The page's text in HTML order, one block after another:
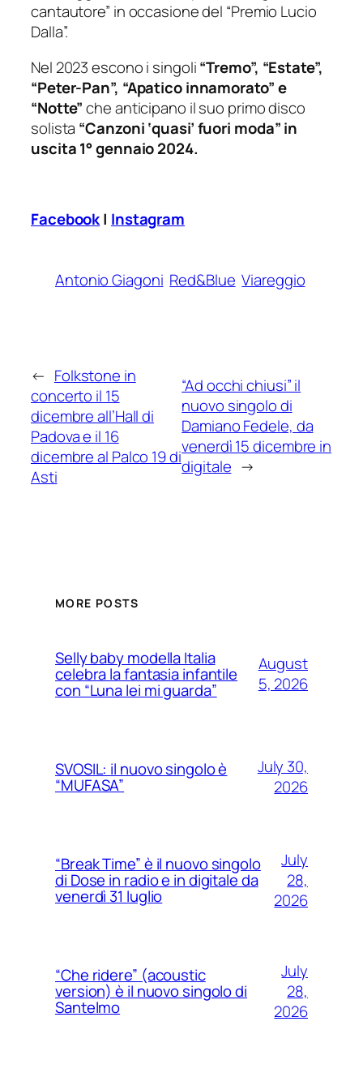
cantautore” in occasione del “Premio Lucio
Dalla”.
Nel 2023 escono i singoli“Tremo”, “Estate”,
“Peter-Pan”, “Apatico innamorato” e
“Notte”che anticipano il suo primo disco
solista “Canzoni ‘quasi’ fuori moda” in
uscita 1° gennaio 2024.
Facebook| Instagram
Antonio Giagoni Red&Blue Viareggio
← Folkstone in
concerto il 15
dicembre all’Hall di
Padova e il 16
dicembre al Palco 19 di
Asti
“Ad occhi chiusi” il
nuovo singolo di
Damiano Fedele, da
venerdì 15 dicembre in
digitale →
MORE POSTS
Selly baby modella Italia
celebra la fantasia infantile
con “Luna lei mi guarda”
August
5, 2026
SVOSIL: il nuovo singolo è
“MUFASA”
July 30,
2026
“Break Time” è il nuovo singolo
di Dose in radio e in digitale da
venerdì 31 luglio
July
28,
2026
“Che ridere” (acoustic
version) è il nuovo singolo di
Santelmo
July
28,
2026